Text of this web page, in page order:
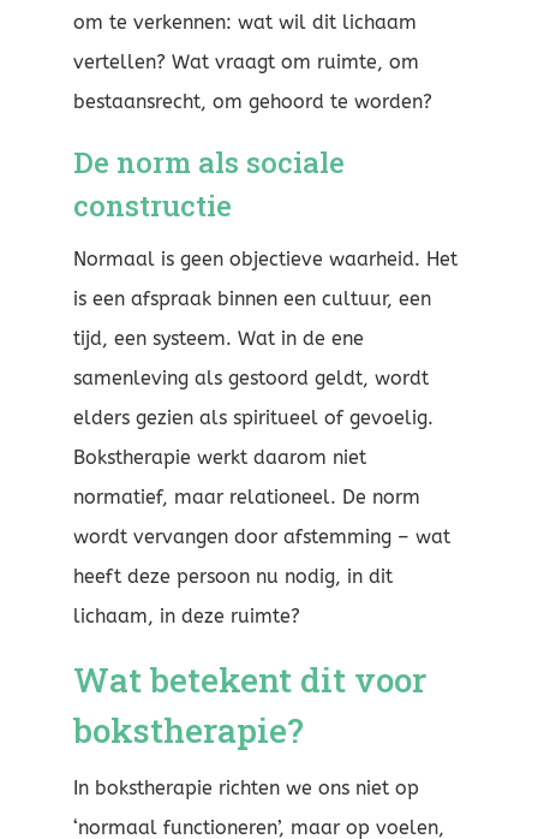
om te verkennen: wat wil dit lichaam
vertellen? Wat vraagt om ruimte, om
bestaansrecht, om gehoord te worden?
De norm als sociale
constructie
Normaal is geen objectieve waarheid. Het
is een afspraak binnen een cultuur, een
tijd, een systeem. Wat in de ene
samenleving als gestoord geldt, wordt
elders gezien als spiritueel of gevoelig.
Bokstherapie werkt daarom niet
normatief, maar relationeel. De norm
wordt vervangen door afstemming – wat
heeft deze persoon nu nodig, in dit
lichaam, in deze ruimte?
Wat betekent dit voor
bokstherapie?
In bokstherapie richten we ons niet op
‘normaal functioneren’, maar op voelen,